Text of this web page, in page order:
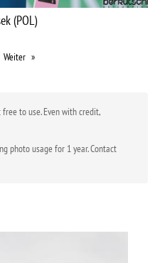
(POL)
Weiter
to use. Even with credit,
photo usage for 1 year. Contact